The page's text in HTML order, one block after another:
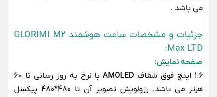
می باشد .
جزئیات و مشخصات ساعت هوشمند GLORIMI M2
Max LTD:
صفحه نمایش:
1.6 اینچ فوق شفاف
AMOLED
با نرخ به روز رسانی تا 60
هرتز می باشد. رزولویش تصویر آن تا 480*480 پیکسل